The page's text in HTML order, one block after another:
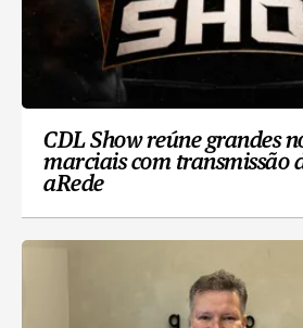
CDL Show reúne grandes
marciais com transmissão
aRede